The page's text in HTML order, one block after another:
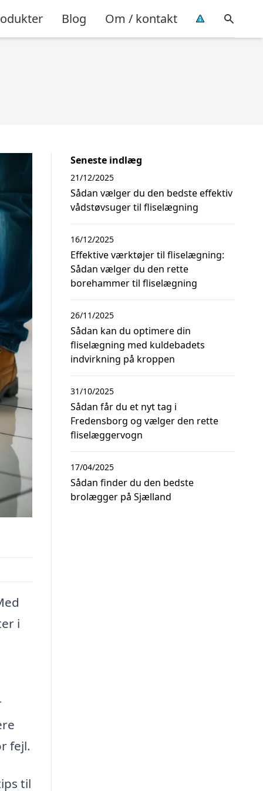
Blog Om / kontakt
i
fejl.
til
Seneste indlæg
Sådan vælger du den bedste effektiv
vådstøvsuger til fliselægning
21/12/2025
Effektive værktøjer til fliselægning:
Sådan vælger du den rette
borehammer til fliselægning
16/12/2025
Sådan kan du optimere din
fliselægning med kuldebadets
indvirkning på kroppen
26/11/2025
Sådan får du et nyt tag i
Fredensborg og vælger den rette
fliselæggervogn
31/10/2025
Sådan finder du den bedste
brolægger på Sjælland
17/04/2025